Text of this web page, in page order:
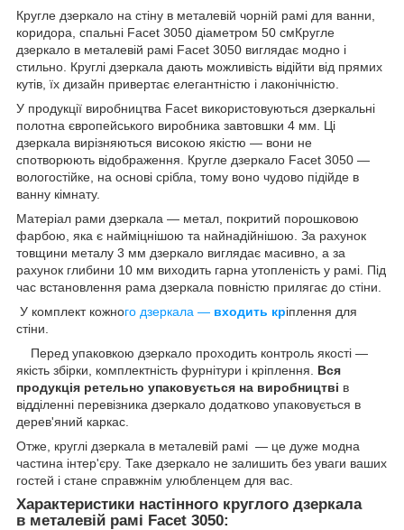
Кругле дзеркало на стіну в металевій чорній рамі для ванни,
коридора, спальні Facet 3050 діаметром 50 смКругле
дзеркало в металевій рамі Facet 3050 виглядає модно і
стильно. Круглі дзеркала дають можливість відійти від прямих
кутів, їх дизайн привертає елегантністю і лаконічністю.
У продукції виробництва Facet використовуються дзеркальні
полотна європейського виробника завтовшки 4 мм. Ці
дзеркала вирізняються високою якістю — вони не
спотворюють відображення. Кругле дзеркало Facet 3050 —
вологостійке, на основі срібла, тому воно чудово підійде в
ванну кімнату.
Матеріал рами дзеркала — метал, покритий порошковою
фарбою, яка є найміцнішою та найнадійнішою. За рахунок
товщини металу 3 мм дзеркало виглядає масивно, а за
рахунок глибини 10 мм виходить гарна утопленість у рамі. Під
час встановлення рама дзеркала повністю прилягає до стіни.
У комплект кожного дзеркала — входить кріплення для
стіни.
Перед упаковкою дзеркало проходить контроль якості —
якість збірки, комплектність фурнітури і кріплення. Вся
продукція ретельно упаковується на виробництві в
відділенні перевізника дзеркало додатково упаковується в
дерев'яний каркас.
Отже, круглі дзеркала в металевій рамі — це дуже модна
частина інтер'єру. Таке дзеркало не залишить без уваги ваших
гостей і стане справжнім улюбленцем для вас.
Характеристики настінного круглого дзеркала
в металевій рамі Facet 3050: